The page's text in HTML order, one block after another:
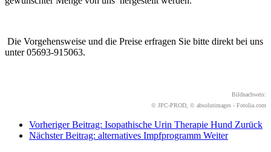
Die Vorgehensweise und die Preise erfragen Sie bitte direkt bei uns
unter 05693-915063.
Bildnachweis:
© JPC-PROD, © absolutimages - Fotolia.com
Vorheriger Beitrag: Isopathische Urin Therapie Hund Zurück
Nächster Beitrag: alternatives Impfprogramm Weiter